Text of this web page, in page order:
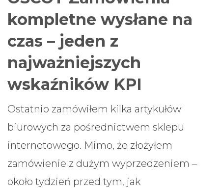
kompletne wysłane na
czas – jeden z
najważniejszych
wskaźników KPI
Ostatnio zamówiłem kilka artykułów
biurowych za pośrednictwem sklepu
internetowego. Mimo, że złożyłem
zamówienie z dużym wyprzedzeniem –
około tydzień przed tym, jak